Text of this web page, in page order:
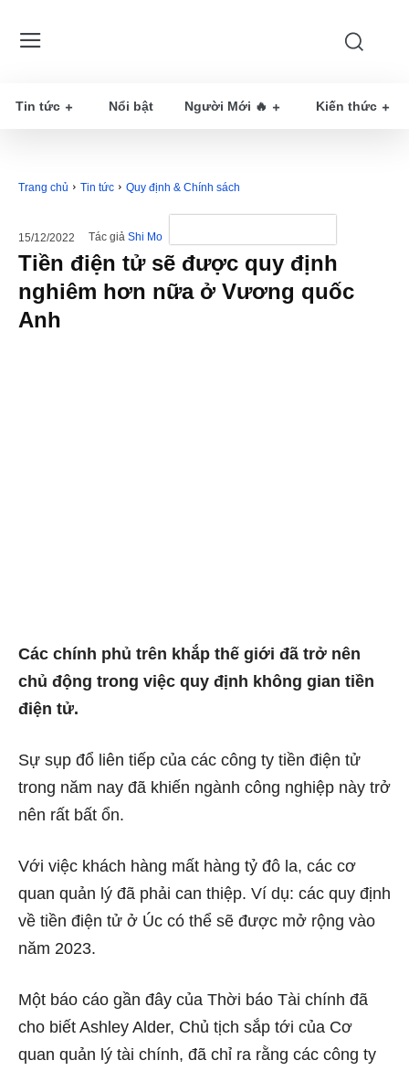
Tin tức Nổi bật Người Mới 🔥 Kiến thức
Trang chủ Tin tức Quy định & Chính sách
15/12/2022 Tác giả Shi Mo
Tiền điện tử sẽ được quy định
nghiêm hơn nữa ở Vương quốc
Anh
Các chính phủ trên khắp thế giới đã trở nên
chủ động trong việc quy định không gian tiền
điện tử.
Sự sụp đổ liên tiếp của các công ty tiền điện tử
trong năm nay đã khiến ngành công nghiệp này trở
nên rất bất ổn.
Với việc khách hàng mất hàng tỷ đô la, các cơ
quan quản lý đã phải can thiệp. Ví dụ: các quy định
về tiền điện tử ở Úc có thể sẽ được mở rộng vào
năm 2023.
Một báo cáo gần đây của Thời báo Tài chính đã
cho biết Ashley Alder, Chủ tịch sắp tới của Cơ
quan quản lý tài chính, đã chỉ ra rằng các công ty